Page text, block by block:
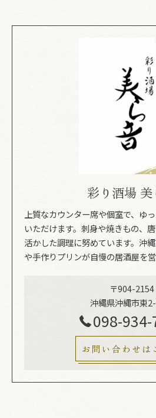
彩り酒場 美
上質なカウンター席や個室で、ゆ
いただけます。刺身や焼きもの、
活かした調理に努めています。沖
や手作りプリンが自慢の居酒屋を営
〒904-2154
沖縄県沖縄市東
098-
お問い合わせは